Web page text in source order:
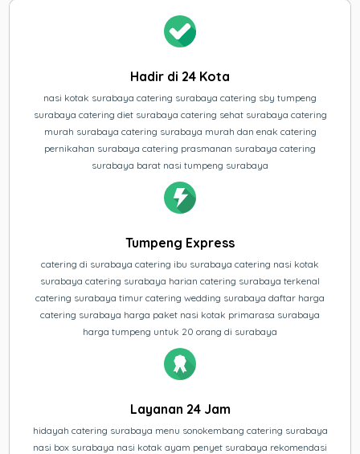
Hadir di 24 Kota
nasi kotak surabaya catering surabaya catering sby tumpeng
surabaya catering diet surabaya catering sehat surabaya catering
murah surabaya catering surabaya murah dan enak catering
pernikahan surabaya catering prasmanan surabaya catering
surabaya barat nasi tumpeng surabaya
Tumpeng Express
catering di surabaya catering ibu surabaya catering nasi kotak
surabaya catering surabaya harian catering surabaya terkenal
catering surabaya timur catering wedding surabaya daftar harga
catering surabaya harga paket nasi kotak primarasa surabaya
harga tumpeng untuk 20 orang di surabaya
Layanan 24 Jam
hidayah catering surabaya menu sonokembang catering surabaya
nasi box surabaya nasi kotak ayam penyet surabaya rekomendasi